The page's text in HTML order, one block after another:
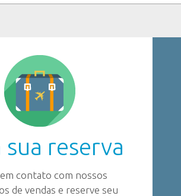
sua reserva
contato com nossos
de vendas e reserve seu